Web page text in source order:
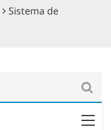
Sistema de